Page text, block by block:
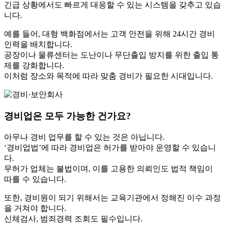
긴급 상황에서도 빠르게 대응할 수 있는 시스템을 갖추고 있습
니다.
예를 들어, 대형 백화점에서는 고객 안전을 위해 24시간 경비
인력을 배치합니다.
공장이나 물류센터는 도난이나 무단출입 방지를 위한 출입 통
제를 강화합니다.
이처럼 장소와 목적에 따라 맞춤 경비가 필요한 시대입니다.
경비업은 모두 가능한 건가요?
아무나 경비 업무를 할 수 있는 것은 아닙니다.
‘경비업법’에 따라 경비업은 허가를 받아야 운영할 수 있습니
다.
무허가 업체는 불법이며, 이를 고용한 의뢰인도 법적 책임이
따를 수 있습니다.
또한, 경비원이 되기 위해서는 교육기관에서 정해진 이수 과정
을 거쳐야 합니다.
신체검사, 범죄경력 조회도 필수입니다.